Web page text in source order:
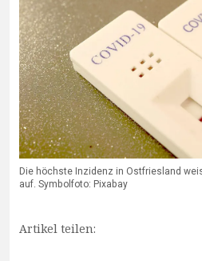
Die höchste Inzidenz in Ostfriesland
auf. Symbolfoto: Pixabay
Artikel teilen: